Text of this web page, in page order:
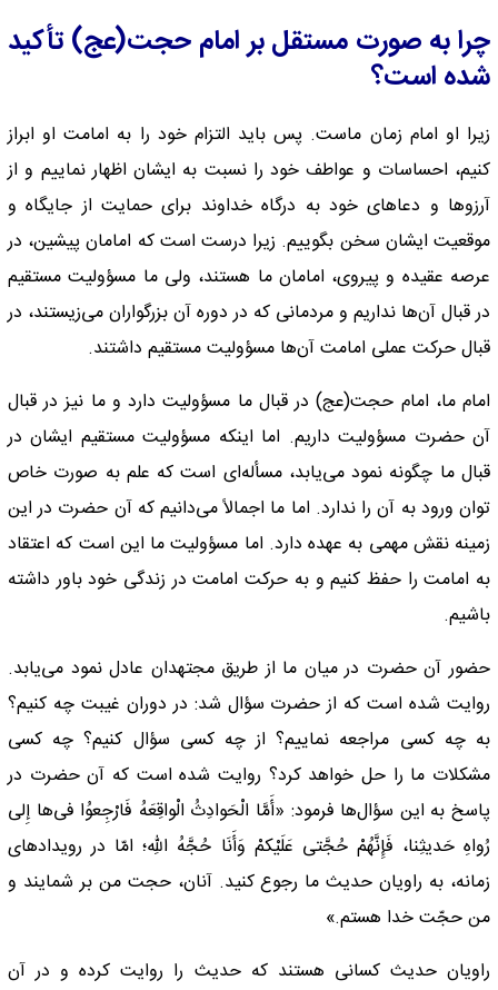
چرا به صورت مستقل بر امام حجت(عج) تأکید
شده است؟
زیرا او امام زمان ماست. پس باید التزام خود را به امامت او ابراز
کنیم، احساسات و عواطف خود را نسبت به ایشان اظهار نماییم و از
آرزو‌ها و دعاهای خود به درگاه خداوند برای حمایت از جایگاه و
موقعیت ایشان سخن بگوییم. زیرا درست است که امامان پیشین، در
عرصه عقیده و پیروی، امامان ما هستند، ولی ما مسؤولیت مستقیم
در قبال آن‌ها نداریم و مردمانی که در دوره آن بزرگواران می‌زیستند، در
قبال حرکت عملی امامت آن‌ها مسؤولیت مستقیم داشتند.
امام ما، امام حجت(عج) در قبال ما مسؤولیت دارد و ما نیز در قبال
آن حضرت مسؤولیت داریم. اما اینکه مسؤولیت مستقیم ایشان در
قبال ما چگونه نمود می‌یابد، مسأله‌ای است که علم به صورت خاص
توان ورود به آن را ندارد. اما ما اجمالاً می‌دانیم که آن حضرت در این
زمینه نقش مهمی به عهده دارد. اما مسؤولیت ما این است که اعتقاد
به امامت را حفظ کنیم و به حرکت امامت در زندگی خود باور داشته
باشیم.
حضور آن حضرت در میان ما از طریق مجتهدان عادل نمود می‌یابد.
روایت شده است که از حضرت سؤال شد: در دوران غیبت چه کنیم؟
به چه کسی مراجعه نماییم؟ از چه کسی سؤال کنیم؟ چه کسی
مشکلات ما را حل خواهد کرد؟ روایت شده است که آن حضرت در
پاسخ به این سؤال‌ها فرمود: «أَمَّا الْحَوادِثُ الْواقِعَهُ فَارْجِعوُا فی‌ها إِلى
رُواهِ حَدیثِنا، فَإِنَّهُمْ حُجَّتی عَلَیْکمْ وَأَنَا حُجَّهُ اللّهِ؛ امّا در رویدادهاى
زمانه، به راویان حدیث ما رجوع کنید. آنان، حجت من بر شمایند و
من حجّت خدا هستم.»
راویان حدیث کسانی هستند که حدیث را روایت کرده و در آن